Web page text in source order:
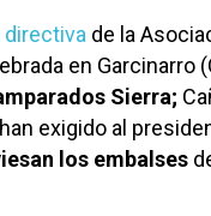
directiva de la
en Garcinarro
Sierra;
han exigido al
los embalses